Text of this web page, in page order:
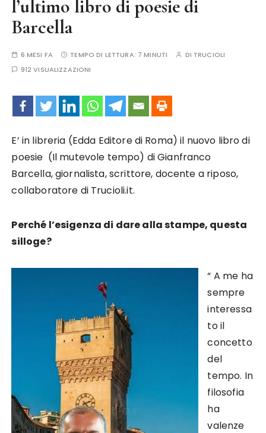
l’ultimo libro di poesie di
Barcella
6 MESI FA TEMPO DI LETTURA: 7 MINUTI DI TRUCIOLI
912 VISUALIZZAZIONI
E’ in libreria (Edda Editore di Roma) il nuovo libro di
poesie (Il mutevole tempo) di Gianfranco
Barcella, giornalista, scrittore, docente a riposo,
collaboratore di Trucioli.it.
Perché l’esigenza di dare alla stampe, questa
silloge?
“ A me ha
sempre
interessa
to il
concetto
del
tempo. In
filosofia
ha
valenze